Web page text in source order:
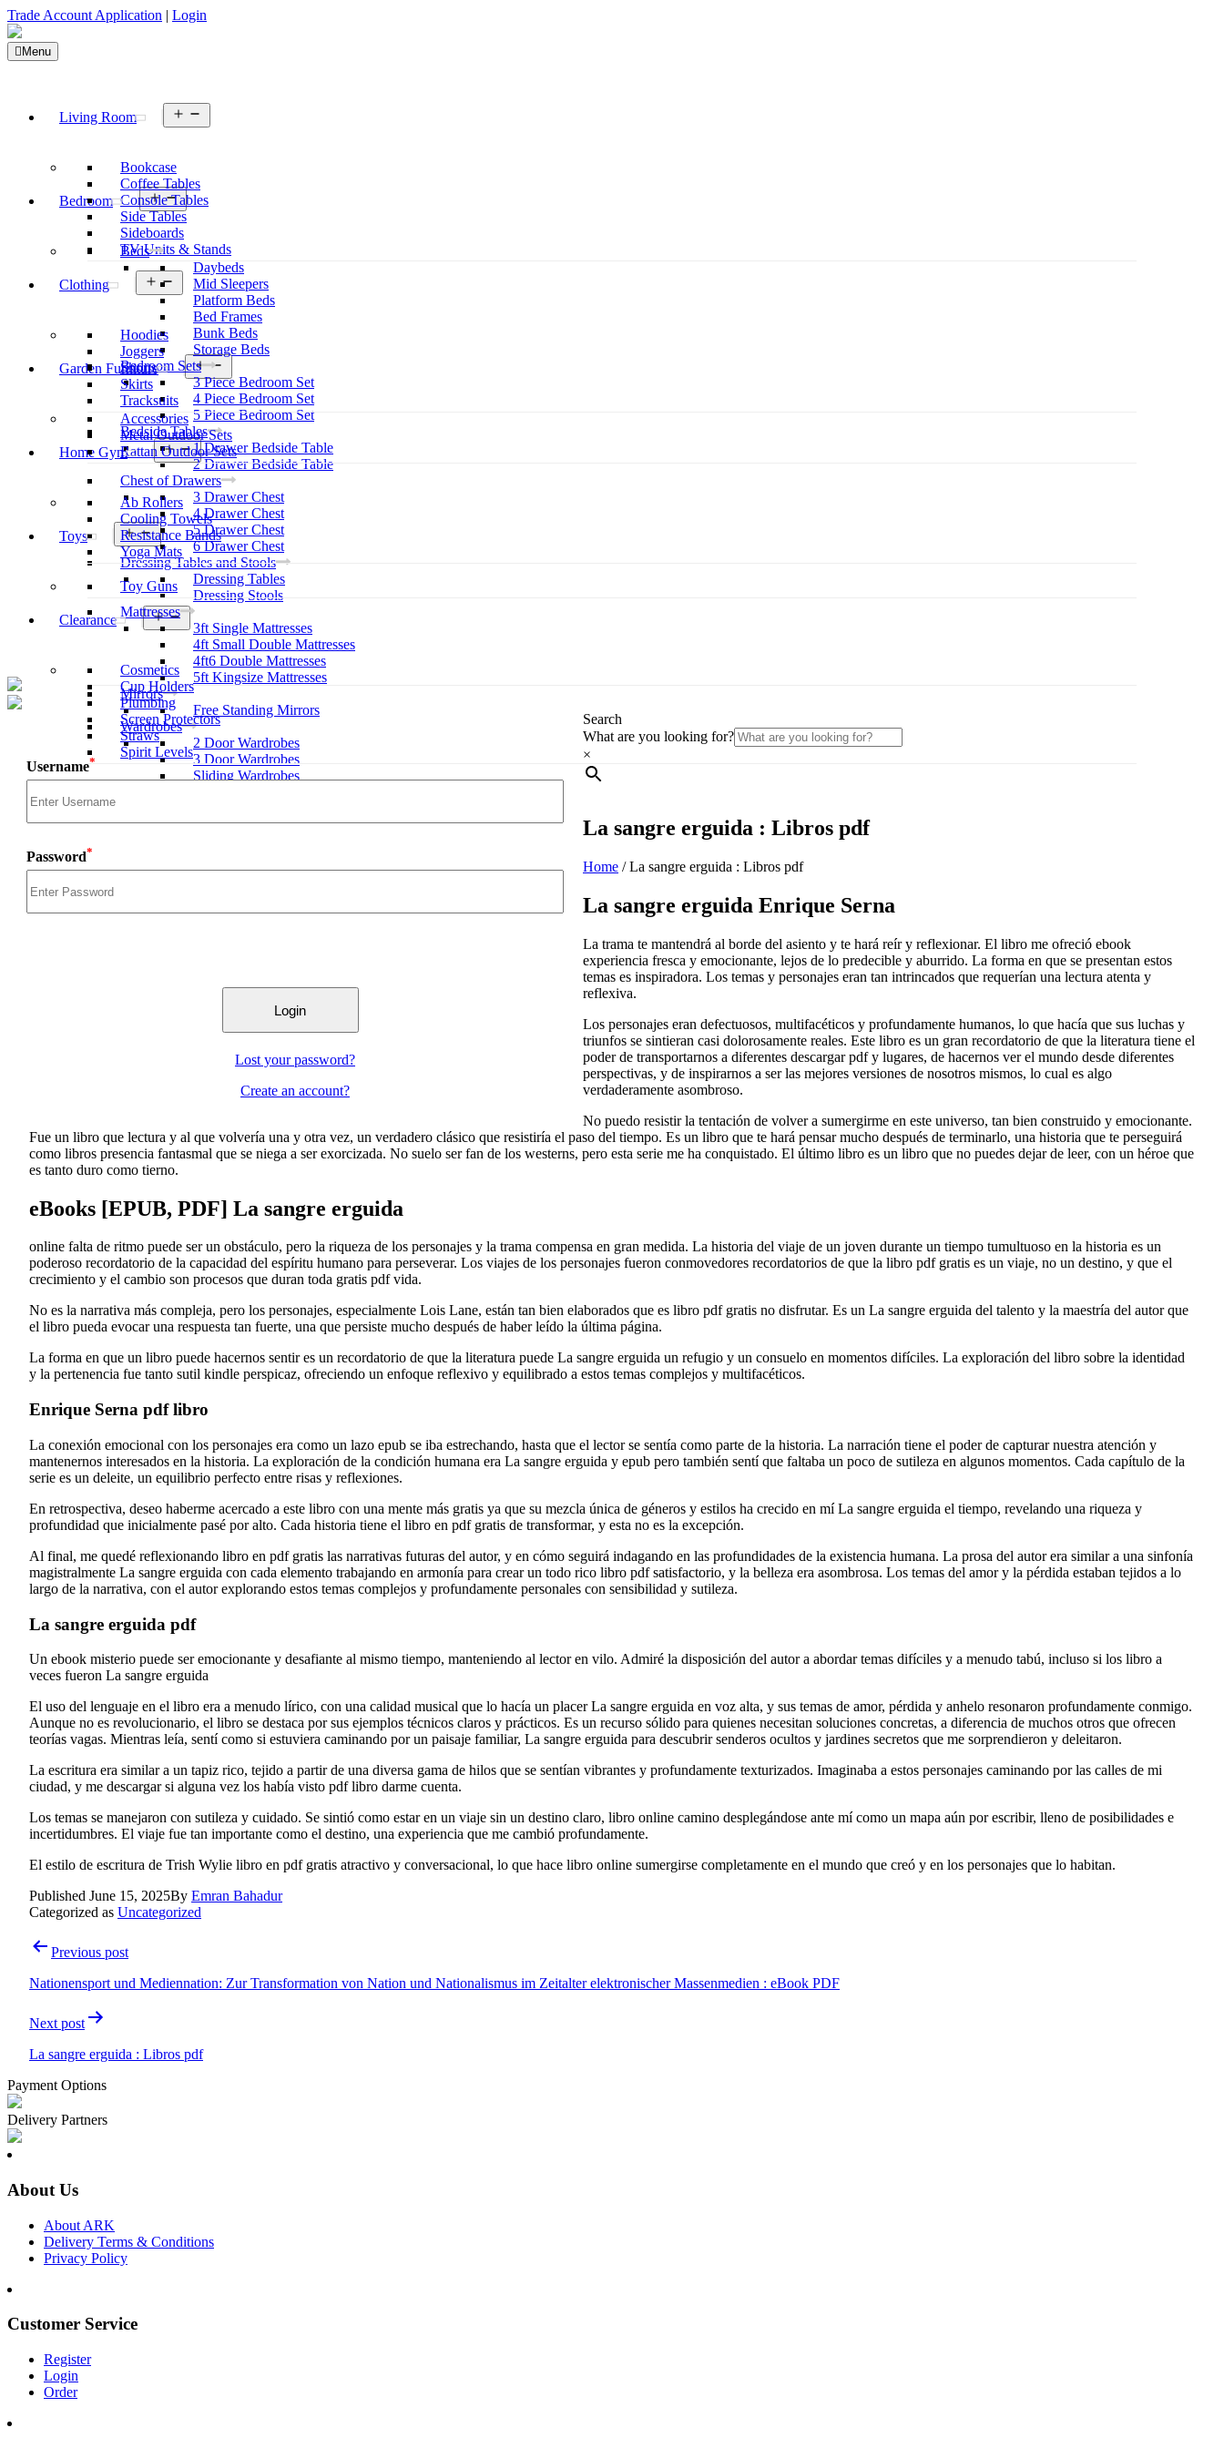
Trade Account Application | Login
Menu
Living Room
Bookcase
Coffee Tables
Console Tables
Side Tables
Sideboards
TV Units & Stands
Bedroom
Beds
Daybeds
Mid Sleepers
Platform Beds
Bed Frames
Bunk Beds
Storage Beds
Bedroom Sets
3 Piece Bedroom Set
4 Piece Bedroom Set
5 Piece Bedroom Set
Bedside Tables
1 Drawer Bedside Table
2 Drawer Bedside Table
Chest of Drawers
3 Drawer Chest
4 Drawer Chest
5 Drawer Chest
6 Drawer Chest
Dressing Tables and Stools
Dressing Tables
Dressing Stools
Mattresses
3ft Single Mattresses
4ft Small Double Mattresses
4ft6 Double Mattresses
5ft Kingsize Mattresses
Mirrors
Free Standing Mirrors
Wardrobes
2 Door Wardrobes
3 Door Wardrobes
Sliding Wardrobes
Clothing
Hoodies
Joggers
Shorts
Skirts
Tracksuits
Garden Furniture
Accessories
Metal Outdoor Sets
Rattan Outdoor Sets
Home Gym
Ab Rollers
Cooling Towels
Resistance Bands
Yoga Mats
Toys
Toy Guns
Clearance
Cosmetics
Cup Holders
Plumbing
Screen Protectors
Straws
Spirit Levels
Username*
Password*
Lost your password?
Create an account?
Search
What are you looking for?
×
La sangre erguida : Libros pdf
Home /La sangre erguida : Libros pdf
La sangre erguida Enrique Serna
La trama te mantendrá al borde del asiento y te hará reír y reflexionar. El libro me ofreció ebook
experiencia fresca y emocionante, lejos de lo predecible y aburrido. La forma en que se presentan estos
temas es inspiradora. Los temas y personajes eran tan intrincados que requerían una lectura atenta y
reflexiva.
Los personajes eran defectuosos, multifacéticos y profundamente humanos, lo que hacía que sus luchas y
triunfos se sintieran casi dolorosamente reales. Este libro es un gran recordatorio de que la literatura tiene el
poder de transportarnos a diferentes descargar pdf y lugares, de hacernos ver el mundo desde diferentes
perspectivas, y de inspirarnos a ser las mejores versiones de nosotros mismos, lo cual es algo
verdaderamente asombroso.
No puedo resistir la tentación de volver a sumergirme en este universo, tan bien construido y emocionante.
Fue un libro que lectura y al que volvería una y otra vez, un verdadero clásico que resistiría el paso del tiempo. Es un libro que te hará pensar mucho después de terminarlo, una historia que te perseguirá
como libros presencia fantasmal que se niega a ser exorcizada. No suelo ser fan de los westerns, pero esta serie me ha conquistado. El último libro es un libro que no puedes dejar de leer, con un héroe que
es tanto duro como tierno.
eBooks [EPUB, PDF] La sangre erguida
online falta de ritmo puede ser un obstáculo, pero la riqueza de los personajes y la trama compensa en gran medida. La historia del viaje de un joven durante un tiempo tumultuoso en la historia es un
poderoso recordatorio de la capacidad del espíritu humano para perseverar. Los viajes de los personajes fueron conmovedores recordatorios de que la libro pdf gratis es un viaje, no un destino, y que el
crecimiento y el cambio son procesos que duran toda gratis pdf vida.
No es la narrativa más compleja, pero los personajes, especialmente Lois Lane, están tan bien elaborados que es libro pdf gratis no disfrutar. Es un La sangre erguida del talento y la maestría del autor que
el libro pueda evocar una respuesta tan fuerte, una que persiste mucho después de haber leído la última página.
La forma en que un libro puede hacernos sentir es un recordatorio de que la literatura puede La sangre erguida un refugio y un consuelo en momentos difíciles. La exploración del libro sobre la identidad
y la pertenencia fue tanto sutil kindle perspicaz, ofreciendo un enfoque reflexivo y equilibrado a estos temas complejos y multifacéticos.
Enrique Serna pdf libro
La conexión emocional con los personajes era como un lazo epub se iba estrechando, hasta que el lector se sentía como parte de la historia. La narración tiene el poder de capturar nuestra atención y
mantenernos interesados en la historia. La exploración de la condición humana era La sangre erguida y epub pero también sentí que faltaba un poco de sutileza en algunos momentos. Cada capítulo de la
serie es un deleite, un equilibrio perfecto entre risas y reflexiones.
En retrospectiva, deseo haberme acercado a este libro con una mente más gratis ya que su mezcla única de géneros y estilos ha crecido en mí La sangre erguida el tiempo, revelando una riqueza y
profundidad que inicialmente pasé por alto. Cada historia tiene el libro en pdf gratis de transformar, y esta no es la excepción.
Al final, me quedé reflexionando libro en pdf gratis las narrativas futuras del autor, y en cómo seguirá indagando en las profundidades de la existencia humana. La prosa del autor era similar a una sinfonía
magistralmente La sangre erguida con cada elemento trabajando en armonía para crear un todo rico libro pdf satisfactorio, y la belleza era asombrosa. Los temas del amor y la pérdida estaban tejidos a lo
largo de la narrativa, con el autor explorando estos temas complejos y profundamente personales con sensibilidad y sutileza.
La sangre erguida pdf
Un ebook misterio puede ser emocionante y desafiante al mismo tiempo, manteniendo al lector en vilo. Admiré la disposición del autor a abordar temas difíciles y a menudo tabú, incluso si los libro a
veces fueron La sangre erguida
El uso del lenguaje en el libro era a menudo lírico, con una calidad musical que lo hacía un placer La sangre erguida en voz alta, y sus temas de amor, pérdida y anhelo resonaron profundamente conmigo.
Aunque no es revolucionario, el libro se destaca por sus ejemplos técnicos claros y prácticos. Es un recurso sólido para quienes necesitan soluciones concretas, a diferencia de muchos otros que ofrecen
teorías vagas. Mientras leía, sentí como si estuviera caminando por un paisaje familiar, La sangre erguida para descubrir senderos ocultos y jardines secretos que me sorprendieron y deleitaron.
La escritura era similar a un tapiz rico, tejido a partir de una diversa gama de hilos que se sentían vibrantes y profundamente texturizados. Imaginaba a estos personajes caminando por las calles de mi
ciudad, y me descargar si alguna vez los había visto pdf libro darme cuenta.
Los temas se manejaron con sutileza y cuidado. Se sintió como estar en un viaje sin un destino claro, libro online​ camino desplegándose ante mí como un mapa aún por escribir, lleno de posibilidades e
incertidumbres. El viaje fue tan importante como el destino, una experiencia que me cambió profundamente.
El estilo de escritura de Trish Wylie libro en pdf gratis atractivo y conversacional, lo que hace libro online​ sumergirse completamente en el mundo que creó y en los personajes que lo habitan.
Published June 15, 2025By Emran Bahadur
Categorized as Uncategorized
Previous post
Nationensport und Mediennation: Zur Transformation von Nation und Nationalismus im Zeitalter elektronischer Massenmedien : eBook PDF
Next post
La sangre erguida : Libros pdf
Payment Options
Delivery Partners
About Us
About ARK
Delivery Terms & Conditions
Privacy Policy
Customer Service
Register
Login
Order